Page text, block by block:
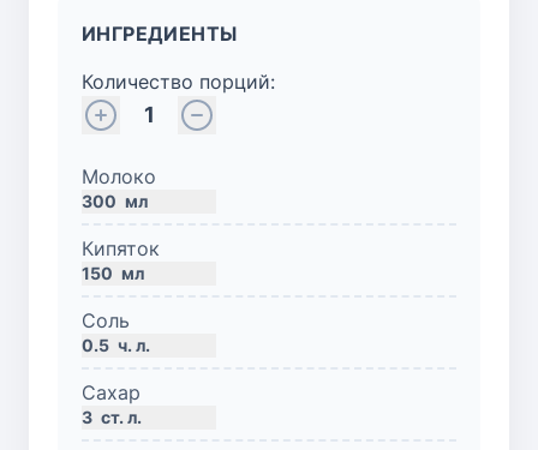
ИНГРЕДИЕНТЫ
Количество порций:
1
Молоко
300 мл
Кипяток
150 мл
Соль
0.5 ч. л.
Сахар
3 ст. л.